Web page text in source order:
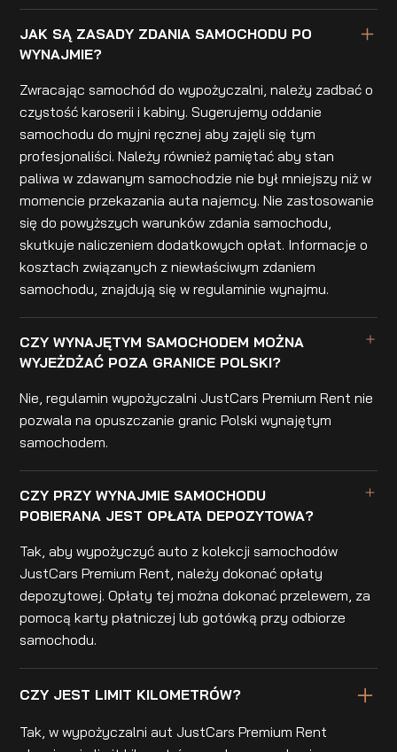
JAK SĄ ZASADY ZDANIA SAMOCHODU PO
WYNAJMIE?
Zwracając samochód do wypożyczalni, należy zadbać o
czystość karoserii i kabiny. Sugerujemy oddanie
samochodu do myjni ręcznej aby zajęli się tym
profesjonaliści. Należy również pamiętać aby stan
paliwa w zdawanym samochodzie nie był mniejszy niż w
momencie przekazania auta najemcy. Nie zastosowanie
się do powyższych warunków zdania samochodu,
skutkuje naliczeniem dodatkowych opłat. Informacje o
kosztach związanych z niewłaściwym zdaniem
samochodu, znajdują się w regulaminie wynajmu.
CZY WYNAJĘTYM SAMOCHODEM MOŻNA
WYJEŻDŻAĆ POZA GRANICE POLSKI?
Nie, regulamin wypożyczalni JustCars Premium Rent nie
pozwala na opuszczanie granic Polski wynajętym
samochodem.
CZY PRZY WYNAJMIE SAMOCHODU
POBIERANA JEST OPŁATA DEPOZYTOWA?
Tak, aby wypożyczyć auto z kolekcji samochodów
JustCars Premium Rent, należy dokonać opłaty
depozytowej. Opłaty tej można dokonać przelewem, za
pomocą karty płatniczej lub gotówką przy odbiorze
samochodu.
CZY JEST LIMIT KILOMETRÓW?
Tak, w wypożyczalni aut JustCars Premium Rent